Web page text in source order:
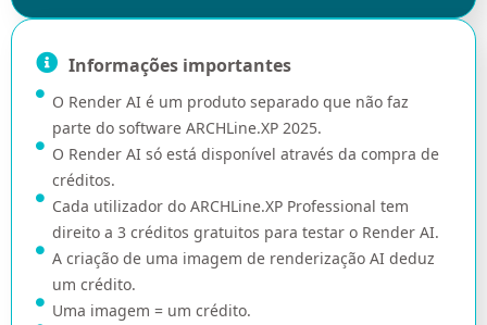
Informações importantes
O Render AI é um produto separado que não faz
parte do software ARCHLine.XP 2025.
O Render AI só está disponível através da compra de
créditos.
Cada utilizador do ARCHLine.XP Professional tem
direito a 3 créditos gratuitos para testar o Render AI.
A criação de uma imagem de renderização AI deduz
um crédito.
Uma imagem = um crédito.